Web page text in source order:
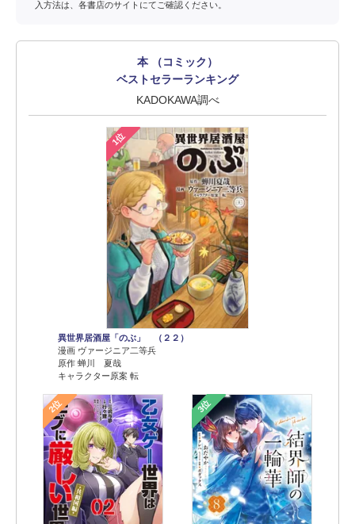
入方法は、各書店のサイトにてご確認ください。
本 （コミック）
ベストセラーランキング
KADOKAWA調べ
1位
異世界居酒屋「のぶ」 （２２）
漫画 ヴァージニア二等兵
原作 蝉川 夏哉
キャラクター原案 転
2位 3位